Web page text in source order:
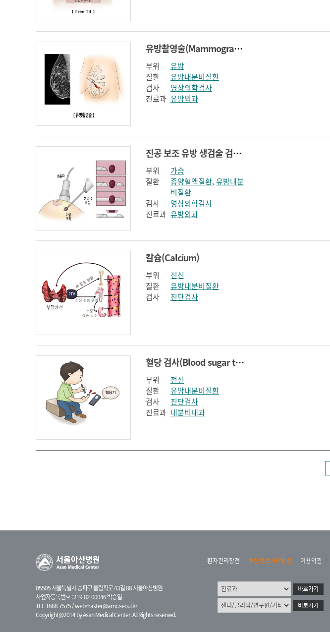
유방촬영술(Mammography)
부위
유방
질환
유방내분비질환
검사
영상의학검사
진료과 유방외과
진공 보조 유방 생검술 검사(Vacuum assistant [Vacora] breast biopsy)
부위
가슴
질환
종양혈액질환,유방내분
비질환
검사
영상의학검사
진료과 유방외과
칼슘(Calcium)
부위
전신
질환
유방내분비질환
검사
진단검사
혈당 검사(Blood sugar test)
부위
전신
질환
유방내분비질환
검사
진단검사
진료과 내분비내과
05505 서울특별시 송파구 올림픽로 43길 88 서울아산병원
사업자등록번호 : 219-82-00046 박승일
TEL 1688-7575 /webmaster@amc.seoul.kr
Copyright@2014 by Asan Medical Center. All Rights reserved.
환자권리장전 개인정보처리방침 이용약관